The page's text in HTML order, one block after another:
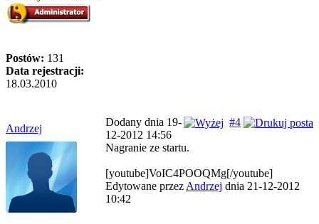
Postów: 131
Data rejestracji:
18.03.2010
Andrzej
#4
Dodany dnia 19-
12-2012 14:56
Nagranie ze startu.
[youtube]VoIC4POOQMg[/youtube]
Edytowane przez Andrzej dnia 21-12-2012
10:42